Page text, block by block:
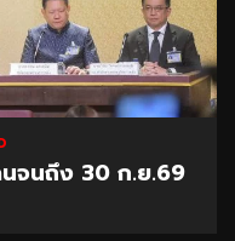
จนถึง 30 ก.ย.69